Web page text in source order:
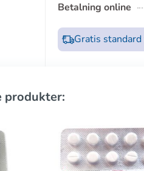
Betalning online
Gratis
produkter: